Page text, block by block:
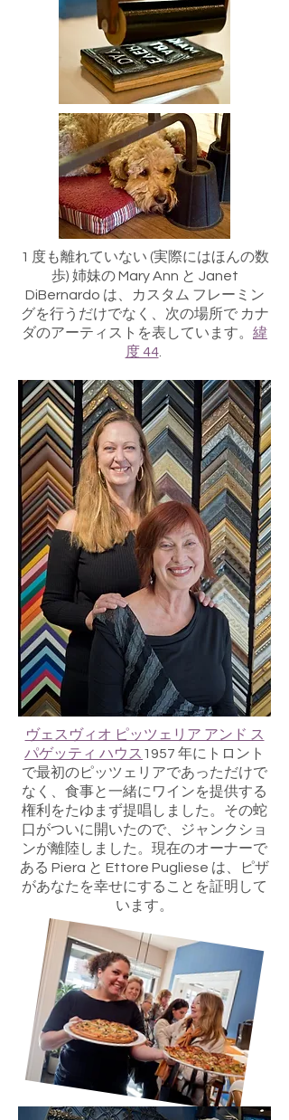
1 度も離れていない (実際にはほんの数
歩) 姉妹の Mary Ann と Janet
DiBernardo は、カスタム フレーミン
グを行うだけでなく、次の場所で カナ
ダのアーティストを表しています。 緯
度 44.
ヴェスヴィオ ピッツェリア アンド ス
パゲッティ ハウス 1957 年にトロント
で最初のピッツェリアであっただけで
なく、食事と一緒にワインを提供する
権利をたゆまず提唱しました。その蛇
口がついに開いたので、ジャンクショ
ンが離陸しました。現在のオーナーで
ある Piera と Ettore Pugliese は、ピザ
があなたを幸せにすることを証明して
います。